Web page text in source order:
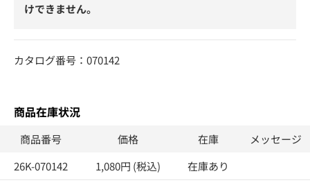
けできません。
カタログ番号：070142
商品在庫状況
商品番号 価格 在庫
メッセージ
26K-070142
1,080円 (税込) 在庫あり